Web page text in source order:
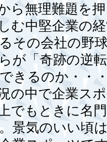
ら無理難題を
む中堅企業の
その会社の野
が「奇跡の逆
きるのか・・
の中で企業ス
でもときに名
景気のいい頃